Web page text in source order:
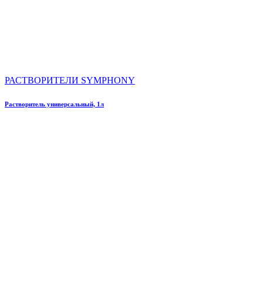
РАСТВОРИТЕЛИ SYMPHONY
Растворитель универсальный, 1л